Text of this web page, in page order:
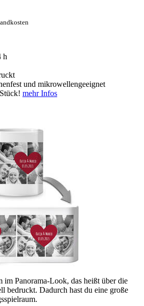
h
und mikrowellengeeignet
mehr Infos
im Panorama-Look, das heißt über die
bedruckt. Dadurch hast du eine große